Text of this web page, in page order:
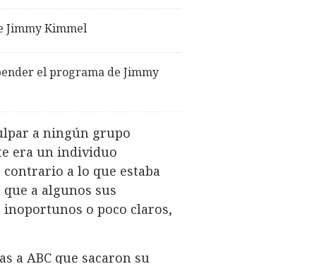
Jimmy Kimmel
el programa de Jimmy
a ningún grupo
era un individuo
a lo que estaba
a algunos sus
inoportunos o poco claros,
a ABC que sacaron su